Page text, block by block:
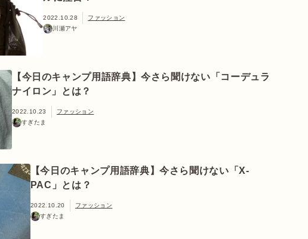
2022.10.28
ファッション
川瀬アヤ
【今日のキャンプ用語辞典】今さら聞けない「コーデュラ
ナイロン」とは？
2022.10.23
ファッション
すぎたま
【今日のキャンプ用語辞典】今さら聞けない「X-
PAC」とは？
2022.10.20
ファッション
すぎたま